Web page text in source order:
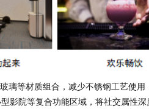
等材质组合，减少不锈钢工艺使用
影院等复合功能区域，将社交属性深